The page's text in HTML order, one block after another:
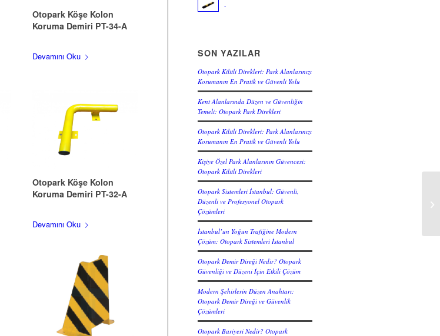
Otopark Köşe Kolon
Koruma Demiri PT-34-A
Devamını Oku
Otopark Köşe Kolon
Koruma Demiri PT-32-A
Devamını Oku
-
SON YAZILAR
Otopark Kilitli Direkleri: Park Alanlarınızı
Korumanın En Pratik ve Güvenli Yolu
Kent Alanlarında Düzen ve Güvenliğin
Temeli: Otopark Park Direkleri
Otopark Kilitli Direkleri: Park Alanlarınızı
Korumanın En Pratik ve Güvenli Yolu
Kişiye Özel Park Alanlarının Güvencesi:
Otopark Kilitli Direkleri
Otopark Sistemleri İstanbul: Güvenli,
Düzenli ve Profesyonel Otopark
Çözümleri
İstanbul’un Yoğun Trafiğine Modern
Çözüm: Otopark Sistemleri İstanbul
Otopark Demir Direği Nedir? Otopark
Güvenliği ve Düzeni İçin Etkili Çözüm
Modern Şehirlerin Düzen Anahtarı:
Otopark Demir Direği ve Güvenlik
Çözümleri
Otopark Bariyeri Nedir? Otopark